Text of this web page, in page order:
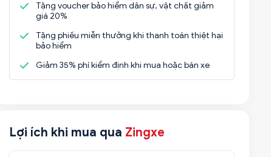
Tặng voucher bảo hiểm dân sự, vật chất giảm
giá 20%
Tặng phiếu miễn thưởng khi thanh toán thiệt hại
bảo hiểm
Giảm 35% phí kiểm định khi mua hoặc bán xe
Lợi ích khi mua qua Zingxe